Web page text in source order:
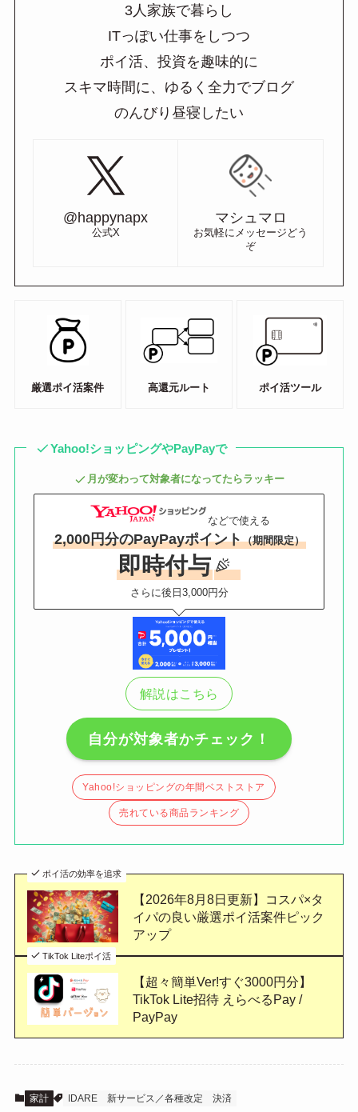
3人家族で暮らし
ITっぽい仕事をしつつ
ポイ活、投資を趣味的に
スキマ時間に、ゆるく全力でブログ
のんびり昼寝したい
@happynapx
公式X
マシュマロ
お気軽にメッセージどう
ぞ
厳選ポイ活案件 高還元ルート ポイ活ツール
Yahoo!ショッピングやPayPayで
月が変わって対象者になってたらラッキー
などで使える
2,000円分のPayPayポイント（期間限定）
即時付与
さらに後日3,000円分
解説はこちら
自分が対象者かチェック！
Yahoo!ショッピングの年間ベストストア
売れている商品ランキング
ポイ活の効率を追求
【2026年8月8日更新】コスパ×タ
イパの良い厳選ポイ活案件ピック
アップ
TikTok Liteポイ活
【超々簡単Ver!すぐ3000円分】
TikTok Lite招待 えらべるPay /
PayPay
家計 IDARE 新サービス／各種改定 決済